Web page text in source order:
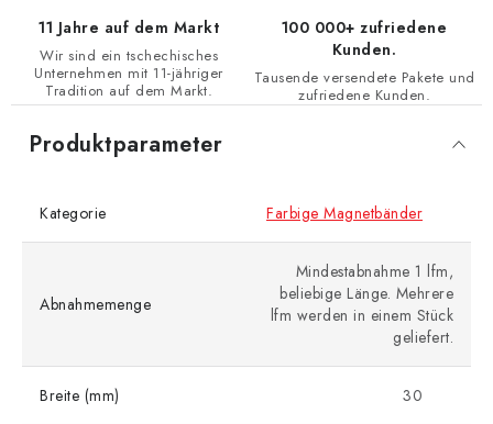
11 Jahre auf dem Markt
Wir sind ein tschechisches
Unternehmen mit 11-jähriger
Tradition auf dem Markt.
100 000+ zufriedene
Kunden.
Tausende versendete Pakete und
zufriedene Kunden.
Produktparameter
Kategorie Farbige Magnetbänder
Abnahmemenge
Mindestabnahme 1 lfm,
beliebige Länge. Mehrere
lfm werden in einem Stück
geliefert.
Breite (mm) 30